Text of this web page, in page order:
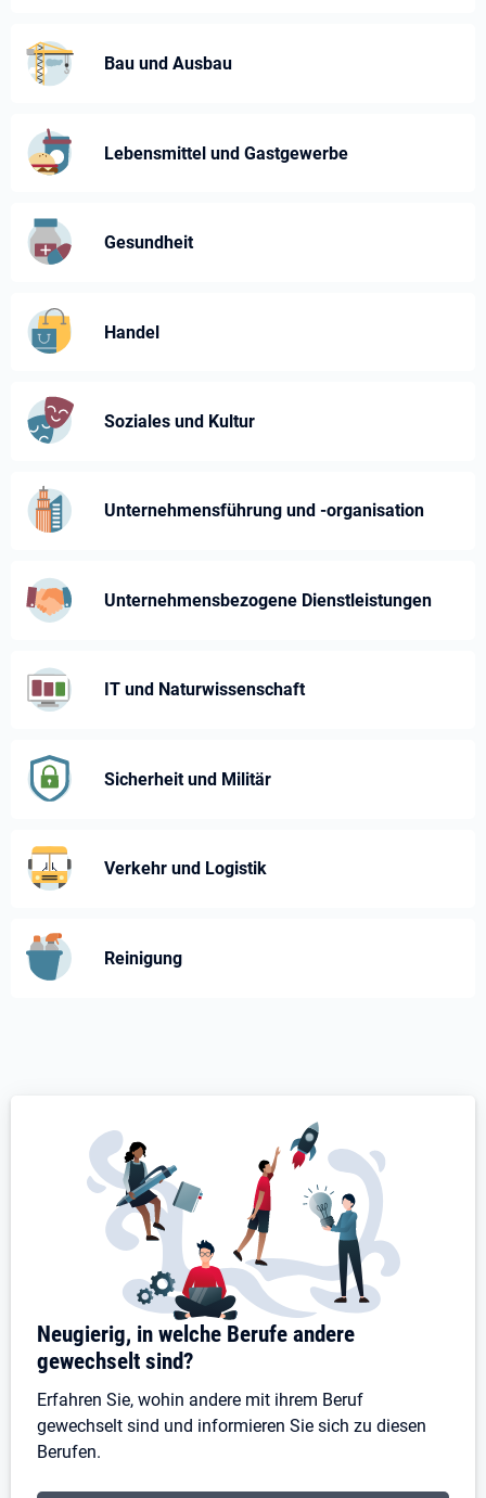
Bau und Ausbau
Lebensmittel und Gastgewerbe
Gesundheit
Handel
Soziales und Kultur
Unternehmensführung und -⁠organisation
Unternehmens­bezogene Dienst­leistungen
IT und Naturwissenschaft
Sicherheit und Militär
Verkehr und Logistik
Reinigung
Neugierig, in welche Berufe andere
gewechselt sind?
Erfahren Sie, wohin andere mit ihrem Beruf
gewechselt sind und informieren Sie sich zu diesen
Berufen.